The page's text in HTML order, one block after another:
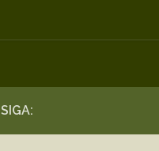
SIGA: